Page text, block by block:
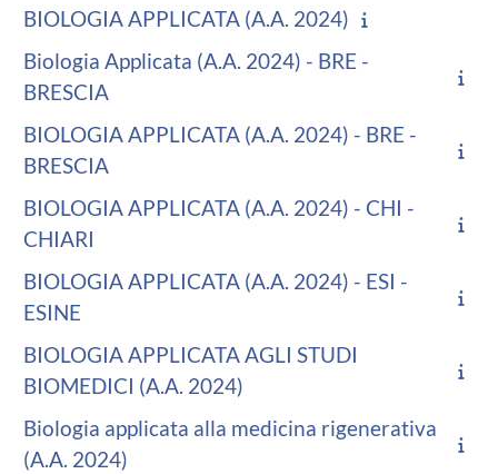
BIOLOGIA APPLICATA (A.A. 2024)
Biologia Applicata (A.A. 2024) - BRE -
BRESCIA
BIOLOGIA APPLICATA (A.A. 2024) - BRE -
BRESCIA
BIOLOGIA APPLICATA (A.A. 2024) - CHI -
CHIARI
BIOLOGIA APPLICATA (A.A. 2024) - ESI -
ESINE
BIOLOGIA APPLICATA AGLI STUDI
BIOMEDICI (A.A. 2024)
Biologia applicata alla medicina rigenerativa
(A.A. 2024)